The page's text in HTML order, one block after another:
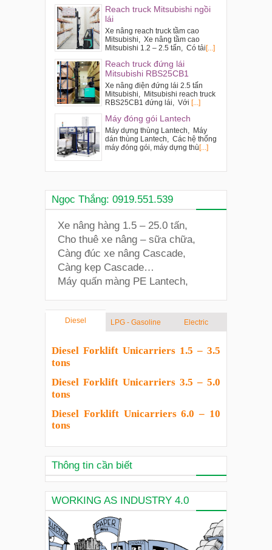
Reach truck Mitsubishi ngồi
lái
Xe nâng reach truck tầm cao
Mitsubishi, Xe nâng tầm cao
Mitsubishi 1.2 – 2.5 tấn, Có tải [...]
Reach truck đứng lái
Mitsubishi RBS25CB1
Xe nâng điện đứng lái 2.5 tấn
Mitsubishi, Mitsubishi reach truck
RBS25CB1 đứng lái, Với [...]
Máy đóng gói Lantech
Máy dựng thùng Lantech, Máy
dán thùng Lantech, Các hệ thống
máy đóng gói, máy dựng thù [...]
Ngọc Thắng: 0919.551.539
Xe nâng hàng 1.5 – 25.0 tấn,
Cho thuê xe nâng – sữa chữa,
Càng đúc xe nâng Cascade,
Càng kẹp Cascade…
Máy quấn màng PE Lantech,
Diesel LPG - Gasoline Electric
Diesel Forklift Unicarriers 1.5 – 3.5
tons
Diesel Forklift Unicarriers 3.5 – 5.0
tons
Diesel Forklift Unicarriers 6.0 – 10
tons
Thông tin cần biết
WORKING AS INDUSTRY 4.0